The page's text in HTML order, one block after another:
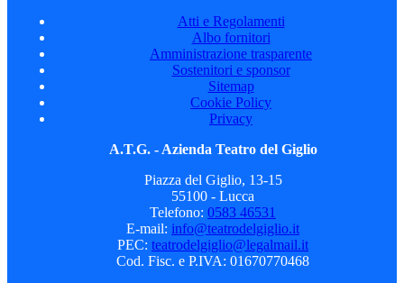
Atti e Regolamenti
Albo fornitori
Amministrazione trasparente
Sostenitori e sponsor
Sitemap
Cookie Policy
Privacy
A.T.G. - Azienda Teatro del Giglio
Piazza del Giglio, 13-15
55100 - Lucca
Telefono: 0583 46531
E-mail: info@teatrodelgiglio.it
PEC: teatrodelgiglio@legalmail.it
Cod. Fisc. e P.IVA: 01670770468